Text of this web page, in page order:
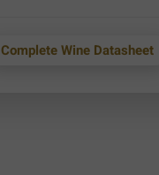
Complete Wine Datasheet